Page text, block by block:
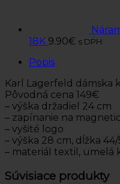
18K 9.90€ s DPH
Popis
Karl Lagerfeld dámska
Pôvodná cena 149€
– výška držadiel 24 cm
– zapínanie na
– vyšité logo
– výška 28 cm, dĺžka
– materiál textil, umelá
Súvisiace produkty